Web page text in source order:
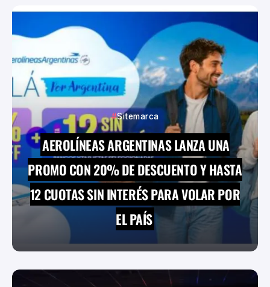
Sitemarca
AEROLÍNEAS ARGENTINAS LANZA UNA
PROMO CON 20% DE DESCUENTO Y HASTA
12 CUOTAS SIN INTERÉS PARA VOLAR POR
EL PAÍS